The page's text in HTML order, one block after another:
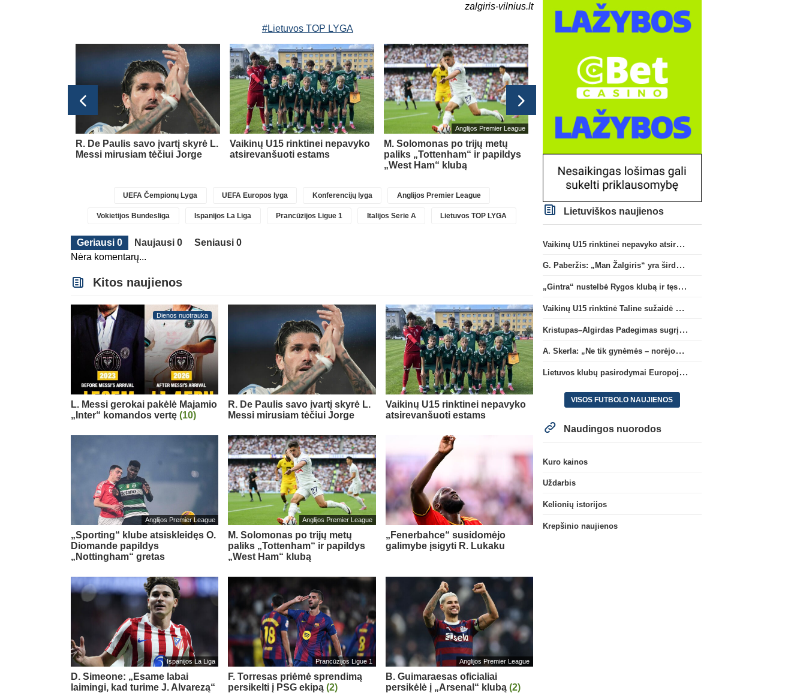
zalgiris-vilnius.lt
#Lietuvos TOP LYGA
R. De Paulis savo įvartį skyrė L.
Messi mirusiam tėčiui Jorge
Vaikinų U15 rinktinei nepavyko
atsirevanšuoti estams
Anglijos Premier League
M. Solomonas po trijų metų
paliks „Tottenham“ ir papildys
„West Ham“ klubą
galimybe įsigyti R. Lukaku
persikelti į PSG ekipą
UEFA Čempionų Lyga UEFA Europos lyga Konferencijų lyga Anglijos Premier League
Vokietijos Bundesliga Ispanijos La Liga Prancūzijos Ligue 1 Italijos Serie A Lietuvos TOP LYGA
Geriausi 0 Naujausi 0
Seniausi 0
Nėra komentarų...
Kitos naujienos
Dienos nuotrauka
L. Messi gerokai pakėlė Majamio
„Inter“ komandos vertę (10)
R. De Paulis savo įvartį skyrė L.
Messi mirusiam tėčiui Jorge
Vaikinų U15 rinktinei nepavyko
atsirevanšuoti estams
Anglijos Premier League
„Sporting“ klube atsiskleidęs O.
Diomande papildys
„Nottingham“ gretas
Anglijos Premier League
M. Solomonas po trijų metų
paliks „Tottenham“ ir papildys
„West Ham“ klubą
„Fenerbahce“ susidomėjo
galimybe įsigyti R. Lukaku
Ispanijos La Liga
D. Simeone: „Esame labai
laimingi, kad turime J. Alvarezą“
Prancūzijos Ligue 1
F. Torresas priėmė sprendimą
persikelti į PSG ekipą(2)
Anglijos Premier League
B. Guimaraesas oficialiai
persikėlė į „Arsenal“ klubą (2)
Lietuviškos naujienos
Vaikinų U15 rinktinei nepavyko atsirevanšuoti estams
G. Paberžis: „Man Žalgiris“ yra širdyje“
„Gintra“ nustelbė Rygos klubą ir tęs kovas UEFA Europos taurės atrankoje
Vaikinų U15 rinktinė Taline sužaidė pirmąsias kontrolines rungtynes
Kristupas–Algirdas Padegimas sugrįžta į FC „Hegelmann” B sudėtį
A. Skerla: „Ne tik gynėmės – norėjome atakuoti“
Lietuvos klubų pasirodymai Europoje: patirti pralaimėjimai Kroatijos atstovams
VISOS FUTBOLO NAUJIENOS
Naudingos nuorodos
Kuro kainos
Uždarbis
Kelionių istorijos
Krepšinio naujienos